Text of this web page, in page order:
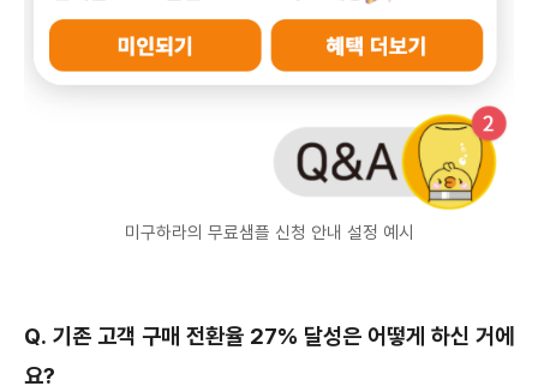
미구하라의 무료샘플 신청 안내 설정 예시
Q. 기존 고객 구매 전환율 27% 달성은 어떻게 하신 거에
요?